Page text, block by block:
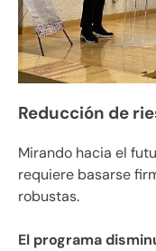
Reducción de
Mirando hacia el
requiere basarse
robustas.
El programa